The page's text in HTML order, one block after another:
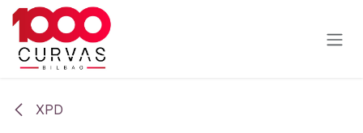
Ir al contenido
XPD